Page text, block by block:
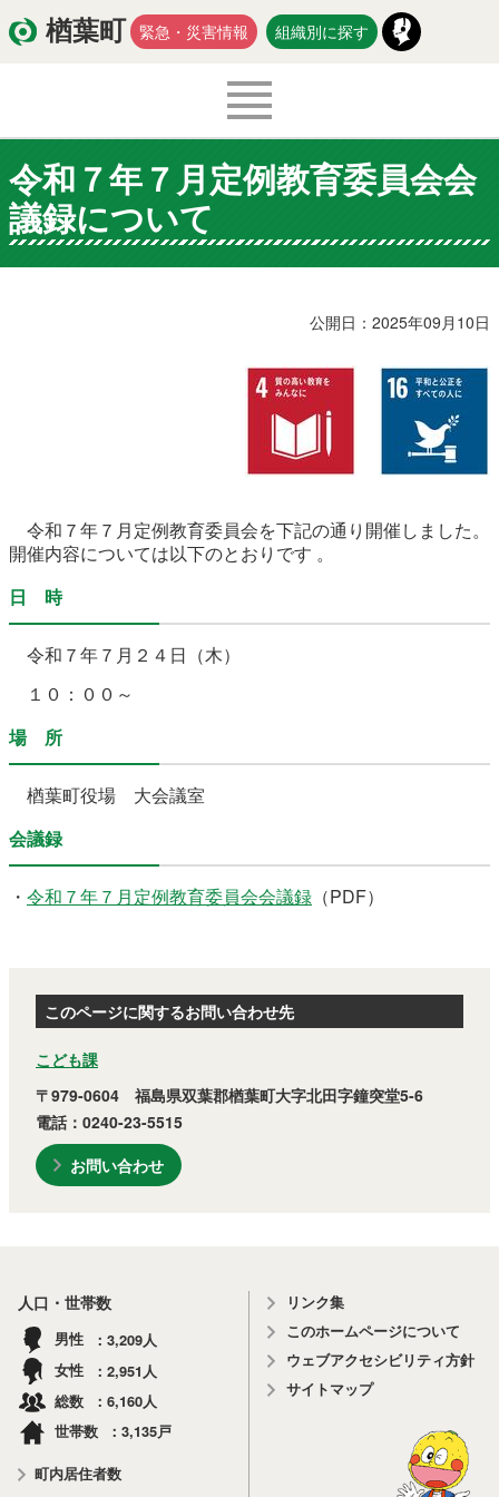
楢葉町 緊急・災害情報 組織別に探す
くらし・環境 出産・子育て
医療・健康・福祉 教育・文化・スポーツ
商工・労働 新産業
楢葉町について 町長室
イベント 観光ならは
令和７年７月定例教育委員会会
議録について
公開日：2025年09月10日
令和７年７ 月定例教育委員会を下記の通り開催しました。
開催内容については以下のとおりです 。
日 時
令和７年７月２４日（木）
１０：００～
場 所
楢葉町役場 大会議室
会議録
・ 令和７年７月定例教育委員会会議録 （PDF）
このページに関するお問い合わせ先
こども課
〒979-0604 福島県双葉郡楢葉町大字北田字鐘突堂5-6
電話：0240-23-5515
お問い合わせ
人口・世帯数
男性 3,209 人
女性
2,951 人
総数
6,160人
世帯数
3,135戸
町内居住者数
リンク集
このホームページについて
ウェブアクセシビリティ方針
サイトマップ